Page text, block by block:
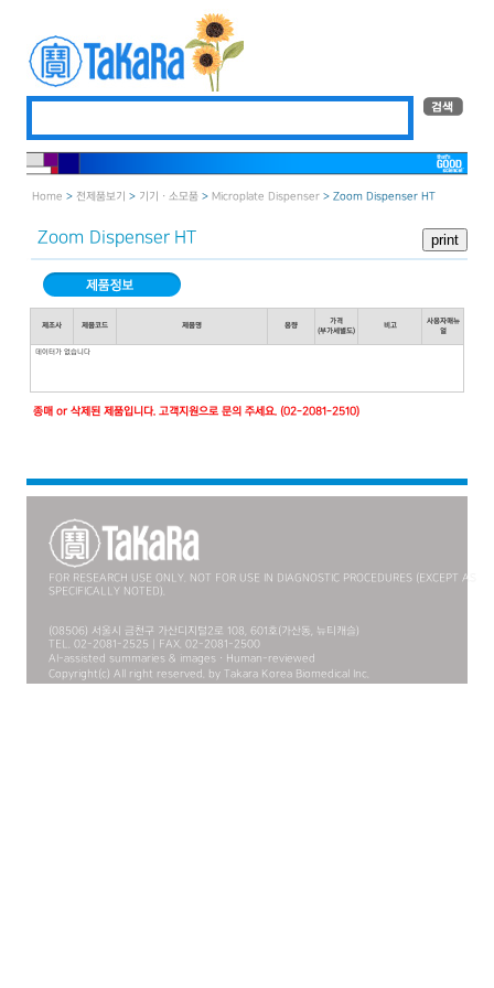
Home > 전제품보기 > 기기 · 소모품 > Microplate Dispenser > Zoom Dispenser HT
Zoom Dispenser HT
제조사 제품코드 제품명 용량
가격
(부가세별도)
비고
사용자매뉴
얼
데이터가 없습니다
종매 or 삭제된 제품입니다. 고객지원으로 문의 주세요. (02-2081-2510)
FOR RESEARCH USE ONLY. NOT FOR USE IN DIAGNOSTIC PROCEDURES (EXCEPT AS
SPECIFICALLY NOTED).
(08506) 서울시 금천구 가산디지털2로 108, 601호(가산동, 뉴티캐슬)
TEL. 02-2081-2525 | FAX. 02-2081-2500
AI-assisted summaries & images · Human-reviewed
Copyright(c) All right reserved. by Takara Korea Biomedical Inc.